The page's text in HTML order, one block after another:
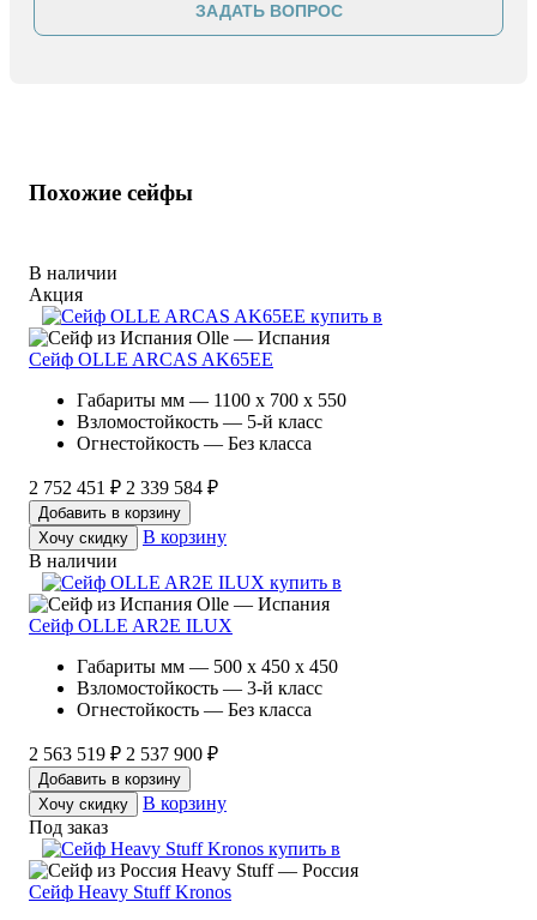
ЗАДАТЬ ВОПРОС
Похожие сейфы
В наличии
Акция
Olle — Испания
Сейф OLLE ARCAS AK65EE
Габариты мм — 1100 x 700 x 550
Взломостойкость — 5-й класс
Огнестойкость — Без класса
2 752 451 ₽ 2 339 584 ₽
Добавить в корзину
Хочу скидку
В корзину
В наличии
Olle — Испания
Сейф OLLE AR2E ILUX
Габариты мм — 500 x 450 x 450
Взломостойкость — 3-й класс
Огнестойкость — Без класса
2 563 519 ₽ 2 537 900 ₽
Добавить в корзину
Хочу скидку
В корзину
Под заказ
Heavy Stuff — Россия
Сейф Heavy Stuff Kronos